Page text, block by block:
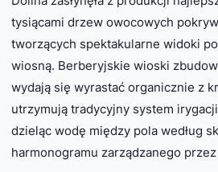
tysiącami drzew owocowych
tworzących spektakularne widoki
wiosną. Berberyjskie wioski
wydają się wyrastać organicznie z
utrzymują tradycyjny system
dzieląc wodę między pola według
harmonogramu zarządzanego